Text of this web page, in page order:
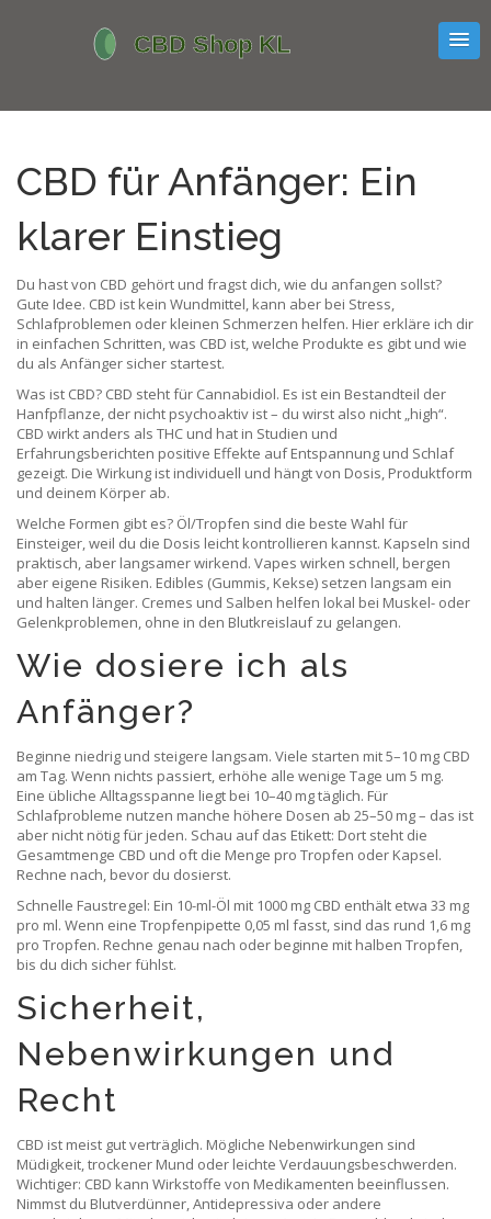
CBD für Anfänger: Ein
klarer Einstieg
Du hast von CBD gehört und fragst dich, wie du anfangen sollst?
Gute Idee. CBD ist kein Wundmittel, kann aber bei Stress,
Schlafproblemen oder kleinen Schmerzen helfen. Hier erkläre ich dir
in einfachen Schritten, was CBD ist, welche Produkte es gibt und wie
du als Anfänger sicher startest.
Was ist CBD? CBD steht für Cannabidiol. Es ist ein Bestandteil der
Hanfpflanze, der nicht psychoaktiv ist – du wirst also nicht „high“.
CBD wirkt anders als THC und hat in Studien und
Erfahrungsberichten positive Effekte auf Entspannung und Schlaf
gezeigt. Die Wirkung ist individuell und hängt von Dosis, Produktform
und deinem Körper ab.
Welche Formen gibt es? Öl/Tropfen sind die beste Wahl für
Einsteiger, weil du die Dosis leicht kontrollieren kannst. Kapseln sind
praktisch, aber langsamer wirkend. Vapes wirken schnell, bergen
aber eigene Risiken. Edibles (Gummis, Kekse) setzen langsam ein
und halten länger. Cremes und Salben helfen lokal bei Muskel- oder
Gelenkproblemen, ohne in den Blutkreislauf zu gelangen.
Wie dosiere ich als
Anfänger?
Beginne niedrig und steigere langsam. Viele starten mit 5–10 mg CBD
am Tag. Wenn nichts passiert, erhöhe alle wenige Tage um 5 mg.
Eine übliche Alltagsspanne liegt bei 10–40 mg täglich. Für
Schlafprobleme nutzen manche höhere Dosen ab 25–50 mg – das ist
aber nicht nötig für jeden. Schau auf das Etikett: Dort steht die
Gesamtmenge CBD und oft die Menge pro Tropfen oder Kapsel.
Rechne nach, bevor du dosierst.
Schnelle Faustregel: Ein 10-ml-Öl mit 1000 mg CBD enthält etwa 33 mg
pro ml. Wenn eine Tropfenpipette 0,05 ml fasst, sind das rund 1,6 mg
pro Tropfen. Rechne genau nach oder beginne mit halben Tropfen,
bis du dich sicher fühlst.
Sicherheit,
Nebenwirkungen und
Recht
CBD ist meist gut verträglich. Mögliche Nebenwirkungen sind
Müdigkeit, trockener Mund oder leichte Verdauungsbeschwerden.
Wichtiger: CBD kann Wirkstoffe von Medikamenten beeinflussen.
Nimmst du Blutverdünner, Antidepressiva oder andere